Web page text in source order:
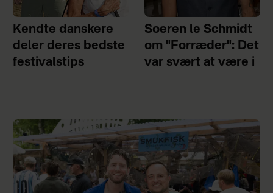
Kendte danskere
deler deres bedste
festivalstips
Soeren le Schmidt
om "Forræder": Det
var svært at være i